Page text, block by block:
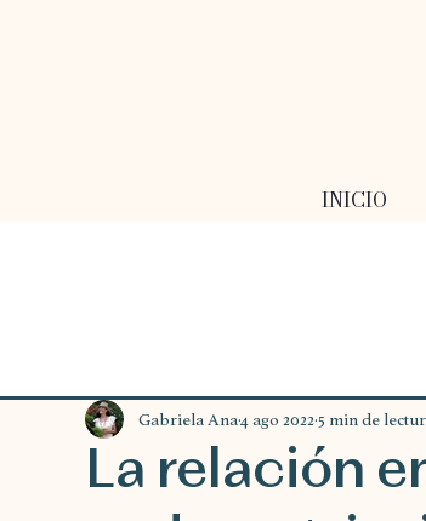
INICIO
La relación
Gabriela Ana 4 ago 2022 5 min de